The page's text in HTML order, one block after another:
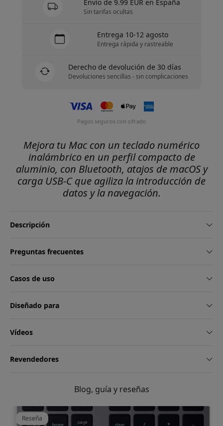
Envío de 9.99 EUR en España
Sin tarifas ocultas
Entrega 10-12 agosto
Entrega rápida y rastreable
Derecho de devolución de 30 días
Devoluciones sencillas - sin complicaciones
Pagos seguros con cifrado
Mejora tu Mac con un teclado numérico
inalámbrico en un perfil compacto de
aluminio, con Bluetooth, atajos de macOS y
carga USB-C que agiliza la introducción de
datos y la navegación.
Descripción
Preguntas frecuentes
Casos de uso
Diseñado para
Vídeos
Revendedores
Blog, guía y reseñas
Reseña